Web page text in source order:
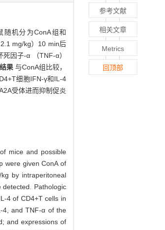
随机分为ConA组和
mg/kg）10 min后
因子-α （TNF-α）
结果 与ConA组比较，
细胞IFN-γ和IL-4
受体进而抑制促炎
mice and possible
were given ConA of
by intraperitoneal
detected. Pathologic
4 of CD4+T cells in
4, and TNF-α of the
and expressions of
参考文献
相关文章
Metrics
回顶部